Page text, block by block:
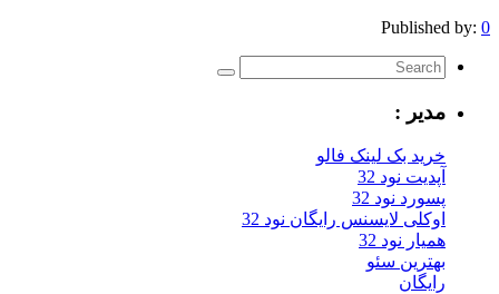
Published by: 0
مدیر :
خرید بک لینک فالو
آپدیت نود 32
پسورد نود 32
اوکلی لایسنس رایگان نود 32
همیار نود 32
بهترین سئو
رایگان